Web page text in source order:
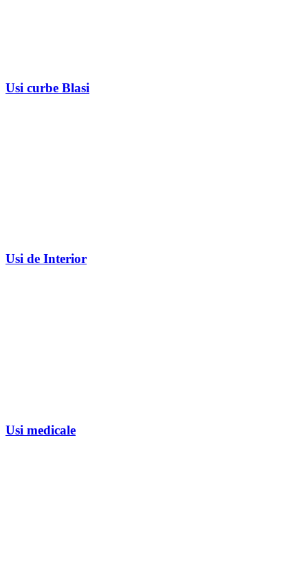
Usi curbe Blasi
Usi de Interior
Usi medicale